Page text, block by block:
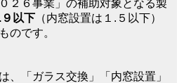
２６事業」の補助対象となる製
９以下 （内窓設置は１.５以下）
のです。
、「ガラス交換」「内窓設置」